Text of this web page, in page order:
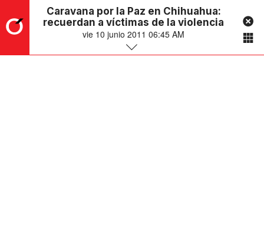
Caravana por la Paz en Chihuahua:
recuerdan a víctimas de la violencia
vie 10 junio 2011 06:45 AM